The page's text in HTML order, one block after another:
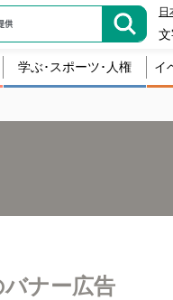
日
学ぶ･スポーツ･人権 イ
ナー広告